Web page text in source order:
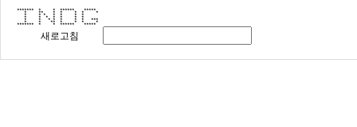
******* * * ****** *****
* ** * * * * *
* * * * * * *
* * * * * * *
* * * * * * * ***
* * ** * * * *
******* * * ****** *****
새로고침